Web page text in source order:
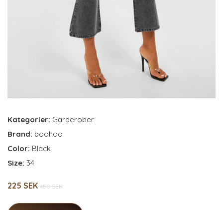
Kategorier: Garderober
Brand: boohoo
Color: Black
Size: 34
225 SEK 450 SEK